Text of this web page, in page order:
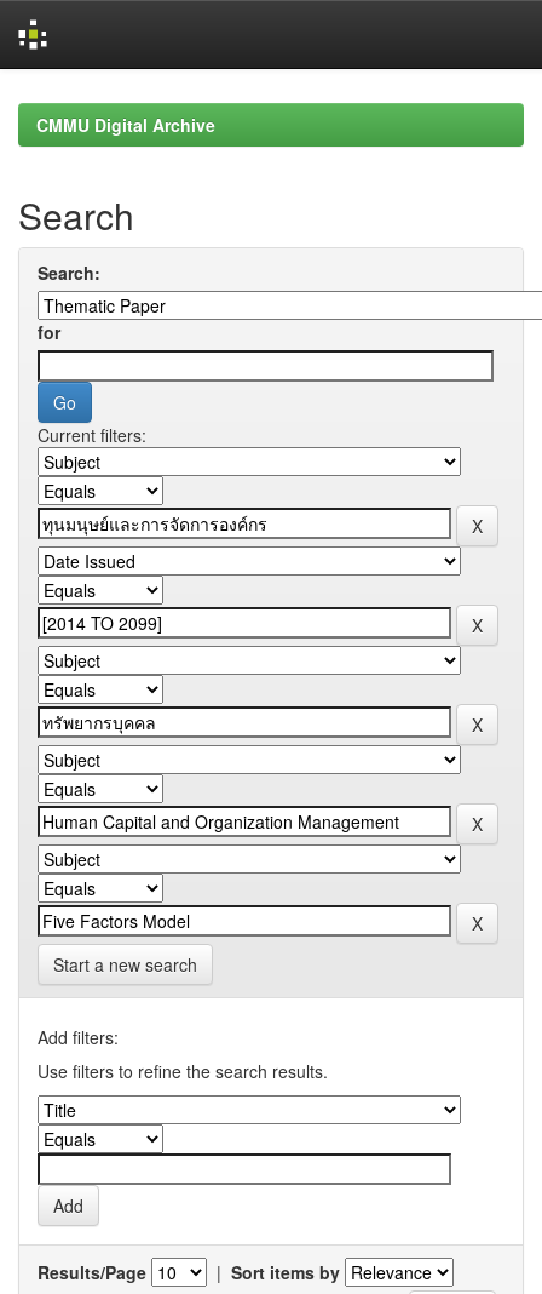
navigationCMMU Digital Archive
Search
Search:
for
Current filters:
Start a new search
Add filters:
Use filters to refine the search results.
Results/Page | Sort items by